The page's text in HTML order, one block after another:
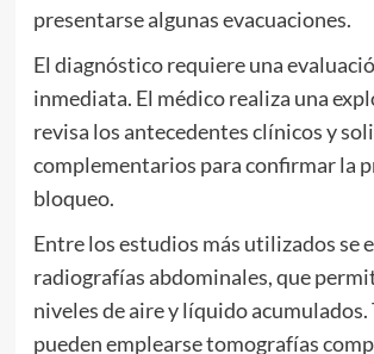
presentarse algunas evacuaciones.
El diagnóstico requiere una
inmediata. El médico realiza una
revisa los antecedentes clínicos y
complementarios para confirmar la
bloqueo.
Entre los estudios más utilizados se
radiografías abdominales, que
niveles de aire y líquido acumulados.
pueden emplearse tomografías